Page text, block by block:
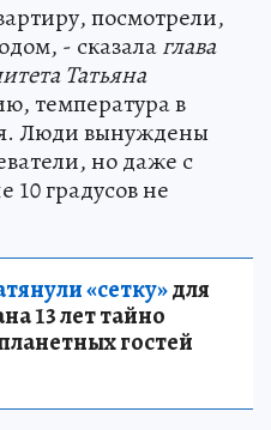
посмотрели,
- сказалаглава
Татьяна
температура в
Люди вынуждены
но даже с
градусов не
«сетку»для
13 лет тайно
гостей